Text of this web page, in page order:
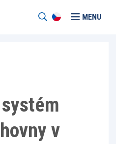
MENU
v